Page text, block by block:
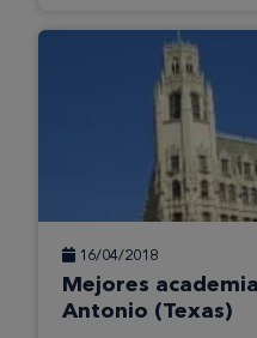
16/04/2018
Mejores
Antonio (Texas)